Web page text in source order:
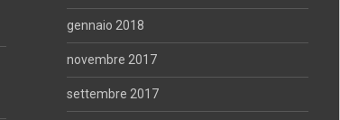
gennaio 2018
novembre 2017
settembre 2017